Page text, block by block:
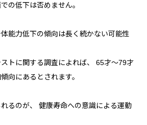
の低下は否めません。
能力低下の傾向は長く続かない可能性
トに関する調査によれば、 65才～79才
向にあるとされます。
るのが、 健康寿命への意識による運動